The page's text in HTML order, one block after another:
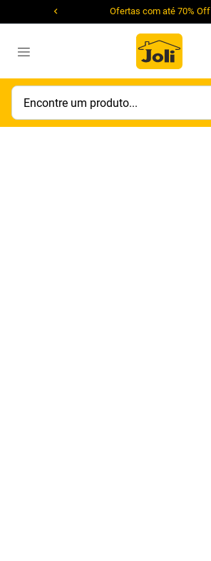
Ofertas com até 70% Off
Encontre um produto...